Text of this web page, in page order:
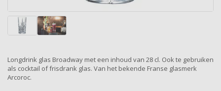
Longdrink glas Broadway met een inhoud van 28 cl. Ook te gebruiken
als cocktail of frisdrank glas. Van het bekende Franse glasmerk
Arcoroc.